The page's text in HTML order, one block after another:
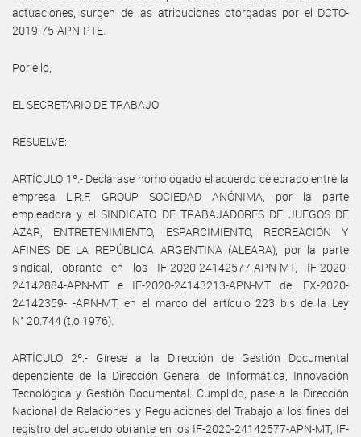
actuaciones, surgen de las atribuciones otorgadas por el DCTO-
2019-75-APN-PTE.
Por ello,
EL SECRETARIO DE TRABAJO
RESUELVE:
ARTÍCULO 1º.- Declárase homologado el acuerdo celebrado entre la
empresa L.R.F. GROUP SOCIEDAD ANÓNIMA, por la parte
empleadora y el SINDICATO DE TRABAJADORES DE JUEGOS DE
AZAR, ENTRETENIMIENTO, ESPARCIMIENTO, RECREACIÓN Y
AFINES DE LA REPÚBLICA ARGENTINA (ALEARA), por la parte
sindical, obrante en los IF-2020-24142577-APN-MT, IF-2020-
24142884-APN-MT e IF-2020-24143213-APN-MT del EX-2020-
24142359- -APN-MT, en el marco del artículo 223 bis de la Ley
N° 20.744 (t.o.1976).
ARTÍCULO 2º.- Gírese a la Dirección de Gestión Documental
dependiente de la Dirección General de Informática, Innovación
Tecnológica y Gestión Documental. Cumplido, pase a la Dirección
Nacional de Relaciones y Regulaciones del Trabajo a los fines del
registro del acuerdo obrante en los IF-2020-24142577-APN-MT, IF-